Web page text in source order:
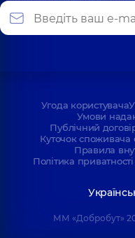
Угода користувача
Умови
Публічний
Куточок споживача
Правила
Політика
ММ «Добробут»